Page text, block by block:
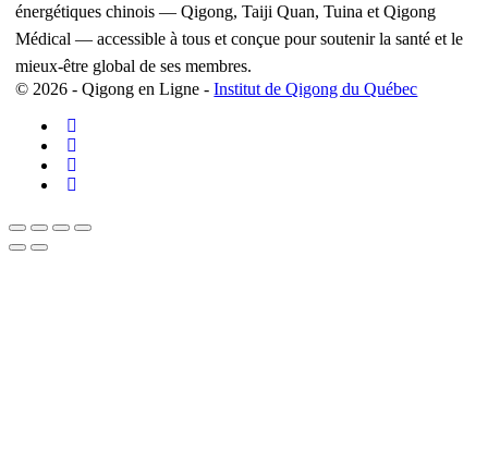
énergétiques chinois — Qigong, Taiji Quan, Tuina et Qigong
Médical — accessible à tous et conçue pour soutenir la santé et le
mieux-être global de ses membres.
© 2026 - Qigong en Ligne -Institut de Qigong du Québec